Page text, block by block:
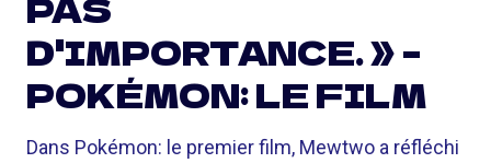
D'IMPORTANCE. » –
POKÉMON: LE FILM
Dans Pokémon: le premier film, Mewtwo a réfléchi